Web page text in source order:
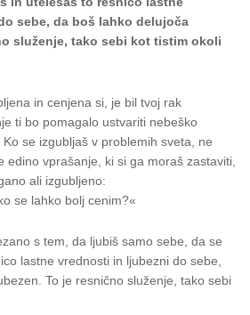
sebe, da boš lahko delujoča
služenje, tako sebi kot tistim okoli
in cenjena si, je bil tvoj rak
ti bo pomagalo ustvariti nebeško
se izgubljaš v problemih sveta, ne
edino vprašanje, ki si ga moraš zastaviti,
ali izgubljeno:
se lahko bolj cenim?«
s tem, da ljubiš samo sebe, da se
lastne vrednosti in ljubezni do sebe,
To je resnično služenje, tako sebi